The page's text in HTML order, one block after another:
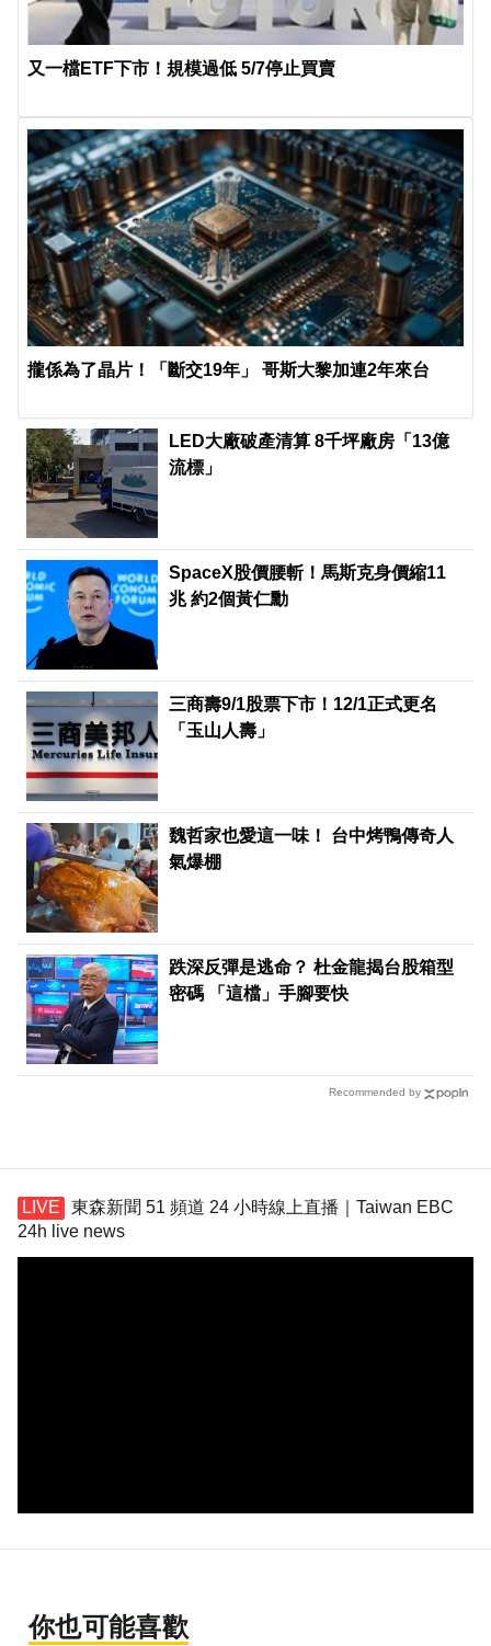
又一檔ETF下市！規模過低 5/7停止買賣
攏係為了晶片！「斷交19年」 哥斯大黎加連2年來台
LED大廠破產清算 8千坪廠房「13億
流標」
SpaceX股價腰斬！馬斯克身價縮11
兆 約2個黃仁勳
三商壽9/1股票下市！12/1正式更名
「玉山人壽」
魏哲家也愛這一味！ 台中烤鴨傳奇人
氣爆棚
跌深反彈是逃命？ 杜金龍揭台股箱型
密碼 「這檔」手腳要快
Recommended by
東森新聞 51 頻道 24 小時線上直播｜Taiwan EBC
24h live news
你也可能喜歡